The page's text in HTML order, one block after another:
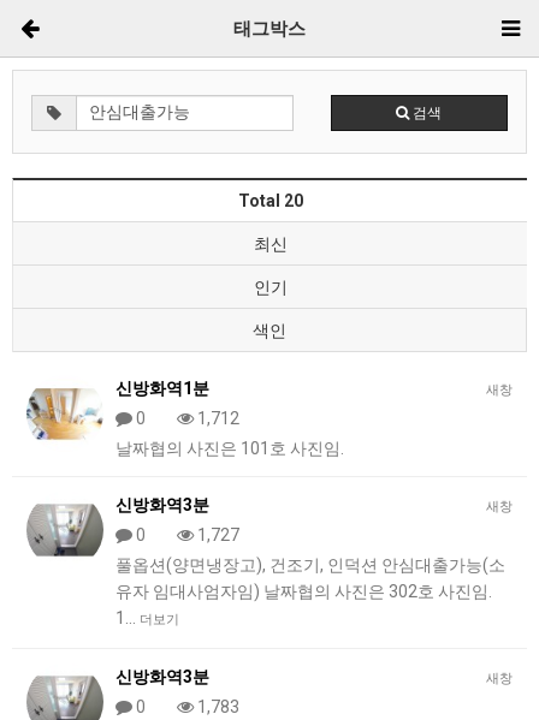
태그박스
검색
Total 20
최신
인기
색인
새창
신방화역1분
0
1,712
날짜협의 사진은 101호 사진임.
새창
신방화역3분
0
1,727
풀옵션(양면냉장고), 건조기, 인덕션 안심대출가능(소
유자 임대사엄자임) 날짜협의 사진은 302호 사진임.
1…
더보기
새창
신방화역3분
0
1,783